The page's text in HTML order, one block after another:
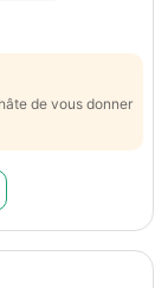
de vous donner